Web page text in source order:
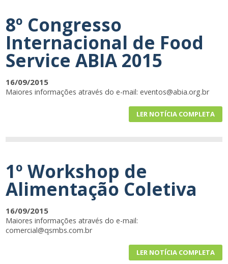
8º Congresso
Internacional de Food
Service ABIA 2015
16/09/2015
Maiores informações através do e-mail: eventos@abia.org.br
LER NOTÍCIA COMPLETA
1º Workshop de
Alimentação Coletiva
16/09/2015
Maiores informações através do e-mail:
comercial@qsmbs.com.br
LER NOTÍCIA COMPLETA